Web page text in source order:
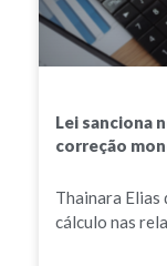
Lei sanciona
correção
Thainara Elias
cálculo nas